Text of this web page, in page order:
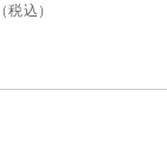
込）